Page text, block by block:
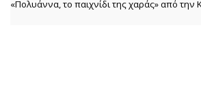
«Πολυάννα, το παιχνίδι της χαράς» από